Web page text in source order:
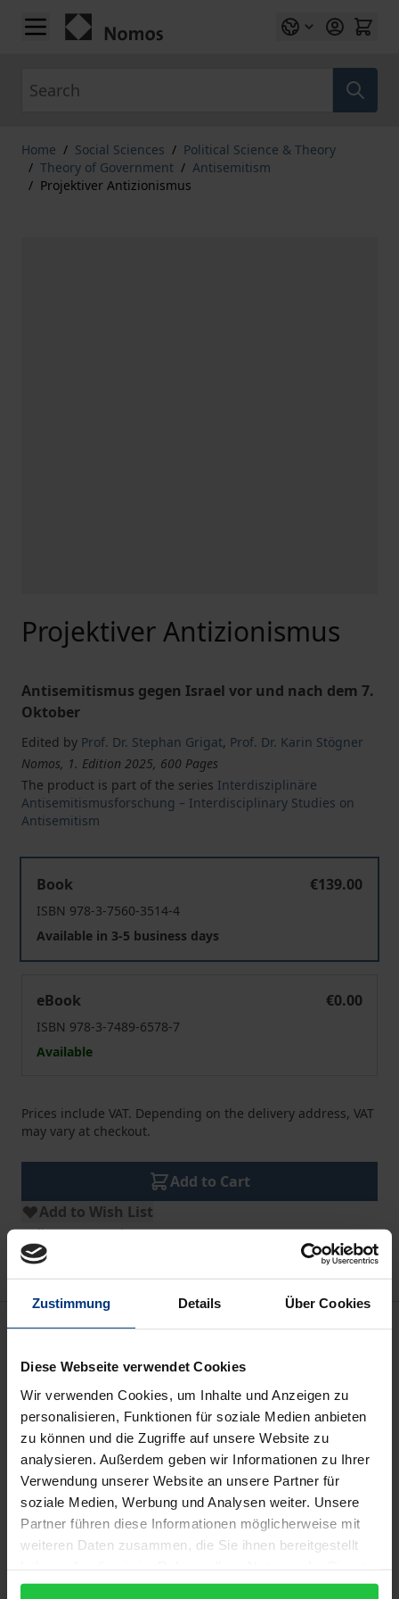
Zustimmung Details Über Cookies
Diese Webseite verwendet Cookies
Wir verwenden Cookies, um Inhalte und Anzeigen zu
personalisieren, Funktionen für soziale Medien anbieten
zu können und die Zugriffe auf unsere Website zu
analysieren. Außerdem geben wir Informationen zu Ihrer
Verwendung unserer Website an unsere Partner für
soziale Medien, Werbung und Analysen weiter. Unsere
Partner führen diese Informationen möglicherweise mit
weiteren Daten zusammen, die Sie ihnen bereitgestellt
gesammelt haben.
Skip to Content
Home / Social Sciences / Political Science & Theory
/ Theory of Government / Antisemitism
/ Projektiver Antizionismus
Projektiver Antizionismus
Antisemitismus gegen Israel vor und nach dem 7.
Oktober
Edited by Prof. Dr. Stephan Grigat, Prof. Dr. Karin Stögner
Nomos, 1. Edition 2025, 600 Pages
The product is part of the series Interdisziplinäre
Antisemitismusforschung – Interdisciplinary Studies on
Antisemitism
Book
€139.00
ISBN 978-3-7560-3514-4
Available in 3-5 business days
eBook
€0.00
ISBN 978-3-7489-6578-7
Available
Prices include VAT. Depending on the delivery address, VAT
may vary at checkout.
Add to Cart
Add to Wish List
Delivery cost notice
Description
reproduction of antisemitism. The contributions
demonstrate how hostility towards the Jewish state
functions as an integrative ideology that facilitated
politically heterogeneous alliances against Israel
even prior to the 7 October massacres. Taking a
multidisciplinary approach, the volume offers a
critical analysis of antisemitism informed by Critical
Theory, examining the rupture marked by the